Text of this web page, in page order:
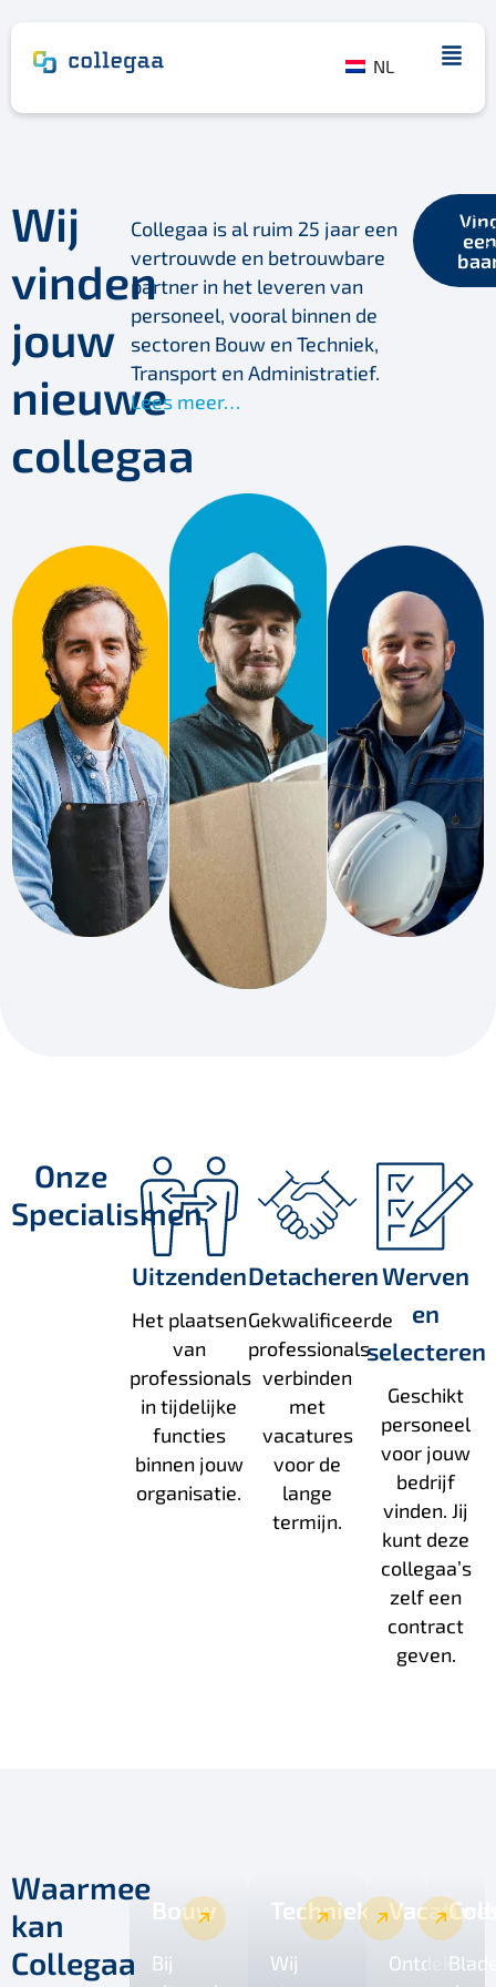
NL
Wij
vinden
jouw
nieuwe
collegaa
Collegaa is al ruim 25 jaar een
vertrouwde en betrouwbare
partner in het leveren van
personeel, vooral binnen de
sectoren Bouw en Techniek,
Transport en Administratief.
Lees meer…
Onze
Specialismen
Uitzenden
Het plaatsen
van
professionals
in tijdelijke
functies
binnen jouw
organisatie.
Detacheren
Gekwalificeerde
professionals
verbinden
met
vacatures
voor de
lange
termijn.
Werven
en
selecteren
Geschikt
personeel
voor jouw
bedrijf
vinden. Jij
kunt deze
collegaa’s
zelf een
contract
geven.
Waarmee
kan
Collegaa
Bouw
Bij
Techniek
Wij
Ontdek